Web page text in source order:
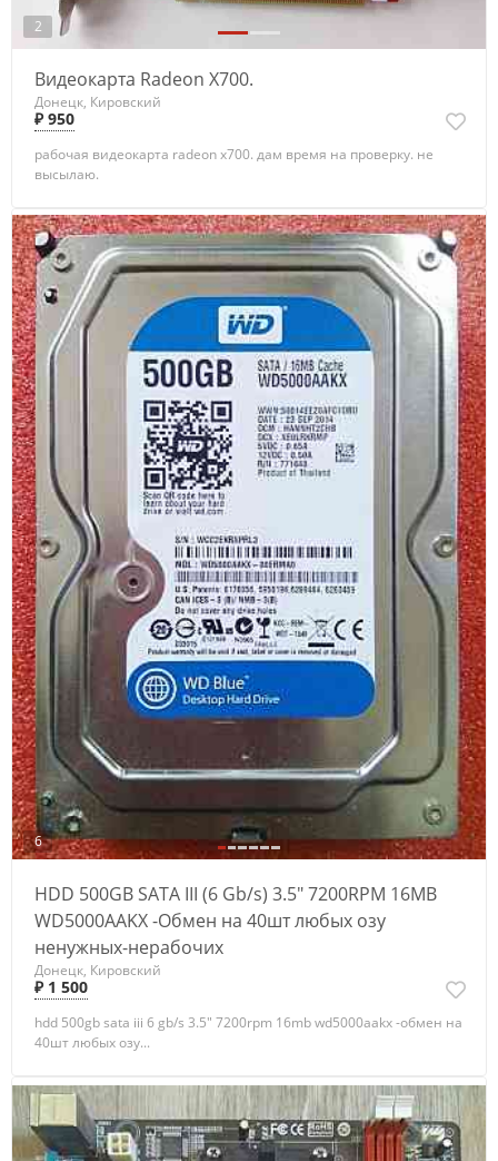
2
Видеокарта Radeon X700.
Донецк, Кировский
₽ 950
рабочая видеокарта radeon x700. дам время на проверку. не
высылаю.
6
HDD 500GB SATA III (6 Gb/s) 3.5" 7200RPM 16MB
WD5000AAKX -Обмен на 40шт любых озу
ненужных-нерабочих
Донецк, Кировский
₽ 1 500
hdd 500gb sata iii 6 gb/s 3.5" 7200rpm 16mb wd5000aakx -обмен на
40шт любых озу...